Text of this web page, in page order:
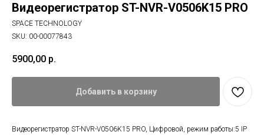
Видеорегистратор ST-NVR-V0506K15 PRO
SPACE TECHNOLOGY
SKU: 00-00077843
5900,00 р.
Добавить в корзину
Видеорегистратор ST-NVR-V0506K15 PRO, Цифровой, режим работы:5 IP